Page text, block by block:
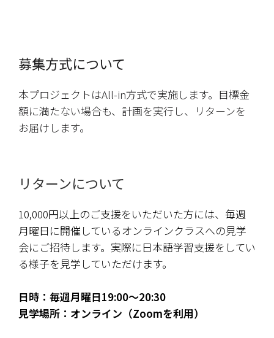
募集方式について
本プロジェクトはAll-in方式で実施します。目標金
額に満たない場合も、計画を実行し、リターンを
お届けします。
リターンについて
10,000円以上のご支援をいただいた方には、毎週
月曜日に開催しているオンラインクラスへの見学
会にご招待します。実際に日本語学習支援をしてい
る様子を見学していただけます。
日時：毎週月曜日19:00〜20:30
見学場所：オンライン（Zoomを利用）